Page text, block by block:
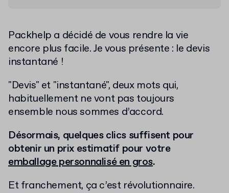
Packhelp a décidé de vous rendre la vie
encore plus facile. Je vous présente : le devis
instantané !
"Devis" et "instantané", deux mots qui,
habituellement ne vont pas toujours
ensemble nous sommes d’accord.
Désormais, quelques clics suffisent pour
obtenir un prix estimatif pour votre
emballage personnalisé en gros.
Et franchement, ça c’est révolutionnaire.